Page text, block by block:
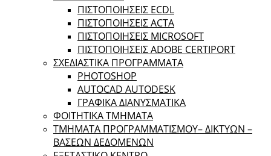
ΠΙΣΤΟΠΟΙΗΣΕΙΣ ECDL
ΠΙΣΤΟΠΟΙΗΣΕΙΣ ACTA
ΠΙΣΤΟΠΟΙΗΣΕΙΣ MICROSOFT
ΠΙΣΤΟΠΟΙΗΣΕΙΣ ADOBE CERTIPORT
ΣΧΕΔΙΑΣΤΙΚΑ ΠΡΟΓΡΑΜΜΑΤΑ
PHOTOSHOP
AUTOCAD AUTODESK
ΓΡΑΦΙΚΑ ΔΙΑΝΥΣΜΑΤΙΚΑ
ΦΟΙΤΗΤΙΚΑ ΤΜΗΜΑΤΑ
ΤΜΗΜΑΤΑ ΠΡΟΓΡΑΜΜΑΤΙΣΜΟΥ– ΔΙΚΤΥΩΝ –
ΒΑΣΕΩΝ ΔΕΔΟΜΕΝΩΝ